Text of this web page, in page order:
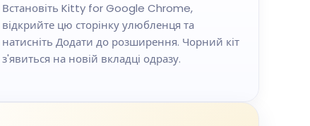
Встановіть Kitty for Google Chrome,
відкрийте цю сторінку улюбленця та
натисніть Додати до розширення. Чорний кіт
з'явиться на новій вкладці одразу.